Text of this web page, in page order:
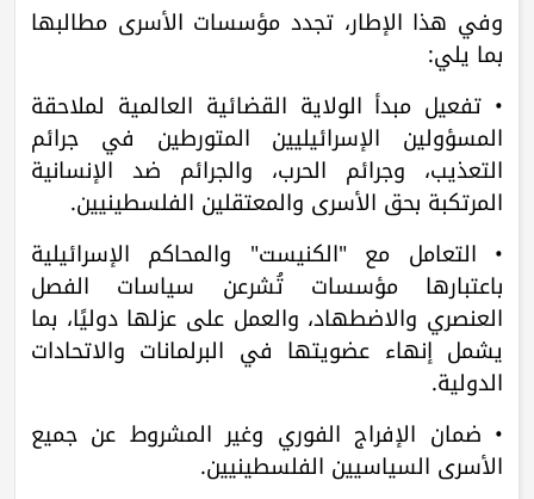
وفي هذا الإطار، تجدد مؤسسات الأسرى مطالبها
بما يلي:
• تفعيل مبدأ الولاية القضائية العالمية لملاحقة
المسؤولين الإسرائيليين المتورطين في جرائم
التعذيب، وجرائم الحرب، والجرائم ضد الإنسانية
المرتكبة بحق الأسرى والمعتقلين الفلسطينيين.
• التعامل مع "الكنيست" والمحاكم الإسرائيلية
باعتبارها مؤسسات تُشرعن سياسات الفصل
العنصري والاضطهاد، والعمل على عزلها دوليًا، بما
يشمل إنهاء عضويتها في البرلمانات والاتحادات
الدولية.
• ضمان الإفراج الفوري وغير المشروط عن جميع
الأسرى السياسيين الفلسطينيين.